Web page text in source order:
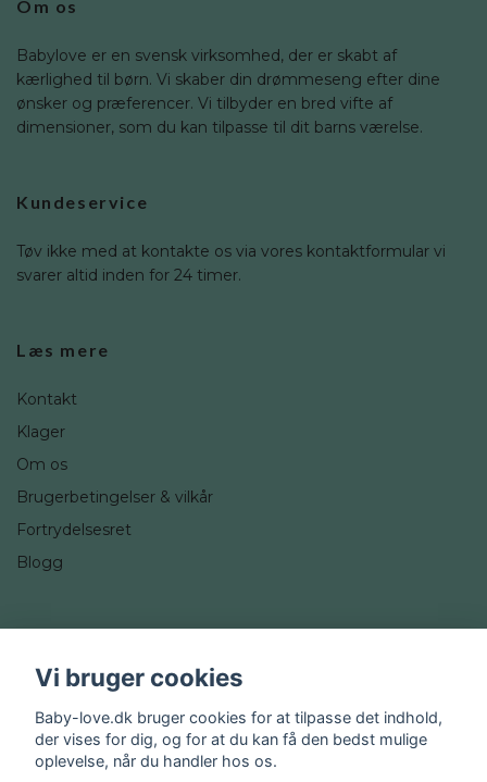
Om os
Babylove er en svensk virksomhed, der er skabt af
kærlighed til børn. Vi skaber din drømmeseng efter dine
ønsker og præferencer. Vi tilbyder en bred vifte af
dimensioner, som du kan tilpasse til dit barns værelse.
Kundeservice
Tøv ikke med at kontakte os via vores kontaktformular vi
svarer altid inden for 24 timer.
Læs mere
Kontakt
Klager
Om os
Brugerbetingelser & vilkår
Fortrydelsesret
Blogg
Instagram
Vi bruger cookies
Baby-love.dk bruger cookies for at tilpasse det indhold,
der vises for dig, og for at du kan få den bedst mulige
oplevelse, når du handler hos os.